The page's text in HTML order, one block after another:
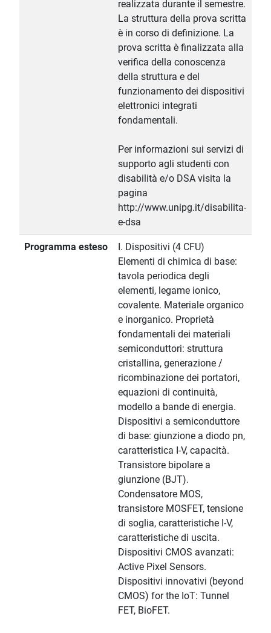
realizzata durante il semestre.
La struttura della prova scritta
è in corso di definizione. La
prova scritta è finalizzata alla
verifica della conoscenza
della struttura e del
funzionamento dei dispositivi
elettronici integrati
fondamentali.
Per informazioni sui servizi di
supporto agli studenti con
disabilità e/o DSA visita la
pagina
http://www.unipg.it/disabilita-
e-dsa
Programma esteso
I. Dispositivi (4 CFU)
Elementi di chimica di base:
tavola periodica degli
elementi, legame ionico,
covalente. Materiale organico
e inorganico. Proprietà
fondamentali dei materiali
semiconduttori: struttura
cristallina, generazione /
ricombinazione dei portatori,
equazioni di continuità,
modello a bande di energia.
Dispositivi a semiconduttore
di base: giunzione a diodo pn,
caratteristica I-V, capacità.
Transistore bipolare a
giunzione (BJT).
Condensatore MOS,
transistore MOSFET, tensione
di soglia, caratteristiche I-V,
caratteristiche di uscita.
Dispositivi CMOS avanzati:
Active Pixel Sensors.
Dispositivi innovativi (beyond
CMOS) for the IoT: Tunnel
FET, BioFET.